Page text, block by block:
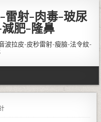
雷射-肉毒-玻尿
肥-隆鼻
波拉皮-皮秒雷射-瘦臉-法令紋-